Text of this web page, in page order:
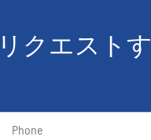
クエストす